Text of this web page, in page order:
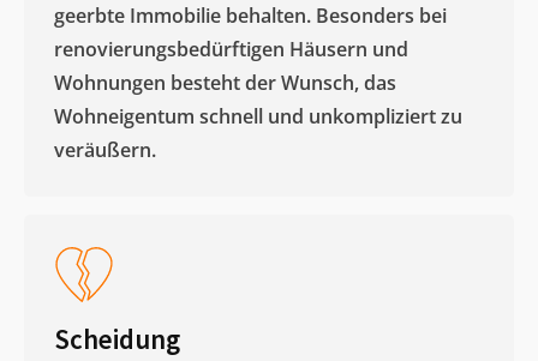
geerbte Immobilie behalten. Besonders bei
renovierungsbedürftigen Häusern und
Wohnungen besteht der Wunsch, das
Wohneigentum schnell und unkompliziert zu
veräußern. ​
Scheidung